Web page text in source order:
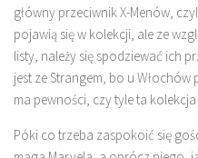
główny przeciwnik X-Menów,
pojawią się w kolekcji, ale ze
listy, należy się spodziewać ich
jest ze Strangem, bo u
ma pewności, czy tyle ta
Póki co trzeba zaspokoić się